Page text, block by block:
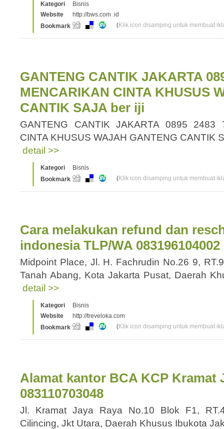
Kategori
Bisnis
Website
http://bws.com .id
Bookmark
(Klik icon disamping untuk membuat
GANTENG CANTIK JAKARTA
MENCARIKAN CINTA KHUSUS
CANTIK SAJA ber iji
GANTENG CANTIK JAKARTA 0895 2483
CINTA KHUSUS WAJAH GANTENG CANTIK
detail >>
Kategori
Bisnis
Bookmark
(Klik icon disamping untuk membuat
Cara melakukan refund dan
indonesia TLP/WA 083196104002
Midpoint Place, Jl. H. Fachrudin No.26 9,
Tanah Abang, Kota Jakarta Pusat, Daerah
detail >>
Kategori
Bisnis
Website
http://treveloka.com
Bookmark
(Klik icon disamping untuk membuat
Alamat kantor BCA KCP Kramat
083110703048
Jl. Kramat Jaya Raya No.10 Blok F1,
Cilincing, Jkt Utara, Daerah Khusus Ibukota